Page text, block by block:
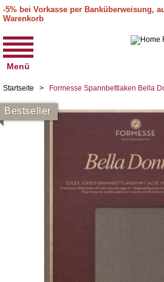
-5% bei Vorkasse per Banküberweisung,
Warenkorb
Menü
Startseite > Formesse Spannbettlaken Bella
Bestseller